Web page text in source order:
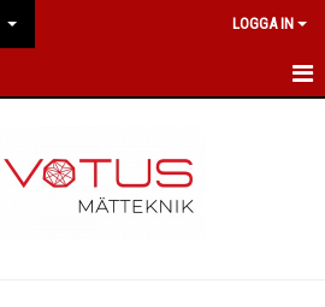
LOGGA IN